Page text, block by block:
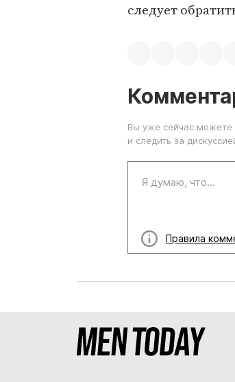
следует
Вы уже сейчас можете
и следить за
Правила